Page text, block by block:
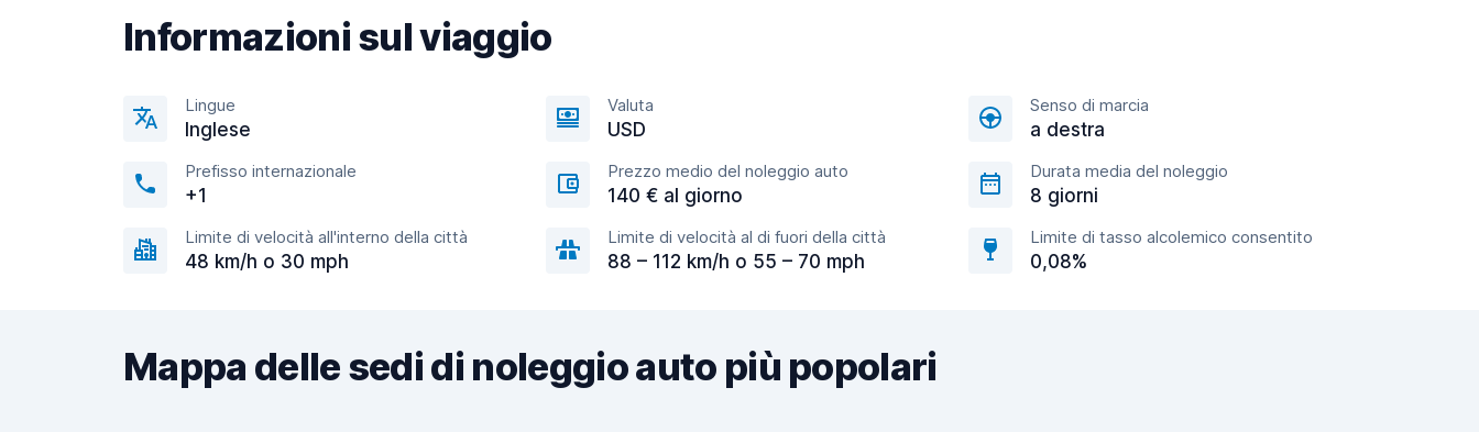
Informazioni sul viaggio
Lingue
Inglese
Valuta
USD
Senso di marcia
a destra
Prefisso internazionale
+1
Prezzo medio del noleggio auto
140 € al giorno
Durata media del noleggio
8 giorni
Limite di velocità all'interno della città
48 km/h o 30 mph
Limite di velocità al di fuori della città
88 – 112 km/h o 55 – 70 mph
Limite di tasso alcolemico consentito
0,08%
Mappa delle sedi di noleggio auto più popolari